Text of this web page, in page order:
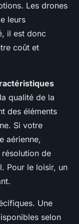
Les drones
leurs
il est donc
coût et
qualité de la
des éléments
Si votre
aérienne,
de
Pour le loisir, un
Une
selon